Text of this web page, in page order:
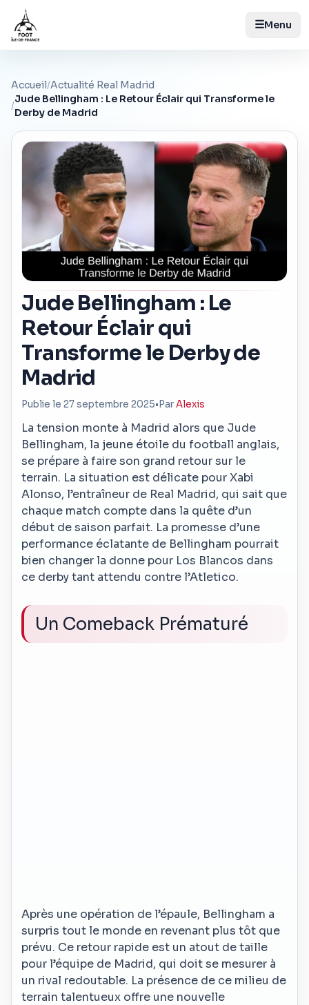
☰Menu
Accueil/Actualité Real Madrid
/
Jude Bellingham : Le Retour Éclair qui Transforme le
Derby de Madrid
Jude Bellingham : Le
Retour Éclair qui
Transforme le Derby de
Madrid
Publie le 27 septembre 2025• ParAlexis
La tension monte à Madrid alors que Jude
Bellingham, la jeune étoile du football anglais,
se prépare à faire son grand retour sur le
terrain. La situation est délicate pour Xabi
Alonso, l’entraîneur de Real Madrid, qui sait que
chaque match compte dans la quête d’un
début de saison parfait. La promesse d’une
performance éclatante de Bellingham pourrait
bien changer la donne pour Los Blancos dans
ce derby tant attendu contre l’Atletico.
Un Comeback Prématuré
Après une opération de l’épaule, Bellingham a
surpris tout le monde en revenant plus tôt que
prévu. Ce retour rapide est un atout de taille
pour l’équipe de Madrid, qui doit se mesurer à
un rival redoutable. La présence de ce milieu de
terrain talentueux offre une nouvelle